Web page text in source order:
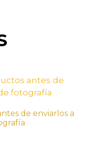
de enviarlos a